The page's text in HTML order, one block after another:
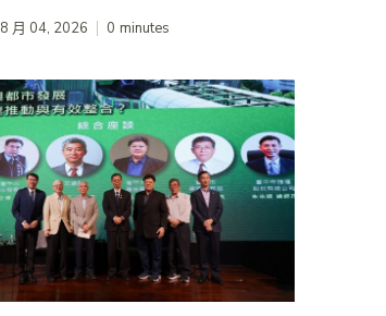
8 月 04, 2026 0 minutes